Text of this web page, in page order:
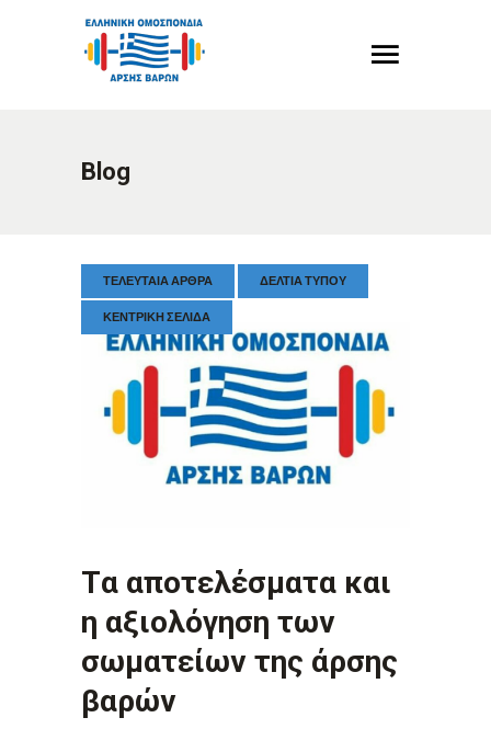
Blog
ΤΕΛΕΥΤΑΊΑ ΆΡΘΡΑ ΔΕΛΤΊΑ ΤΎΠΟΥ
ΚΕΝΤΡΙΚΉ ΣΕΛΊΔΑ
Tα αποτελέσματα και
η αξιολόγηση των
σωματείων της άρσης
βαρών